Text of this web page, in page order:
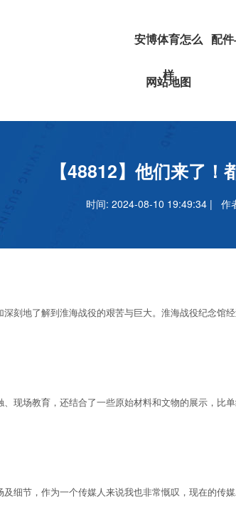
安博体育怎么
样
挖掘机
配
网站地图
【48812】他们来了！
时间: 2024-08-10 19:49:34 | 作
地了解到淮海战役的艰苦与巨大。淮海战役纪念馆
场教育，还结合了一些原始材料和文物的展示，比
节，作为一个传媒人来说我也非常慨叹，现在的传